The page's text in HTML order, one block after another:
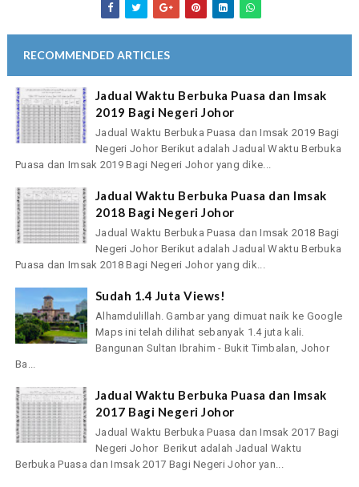
RECOMMENDED ARTICLES
Jadual Waktu Berbuka Puasa dan Imsak
2019 Bagi Negeri Johor
Jadual Waktu Berbuka Puasa dan Imsak 2019 Bagi
Negeri Johor Berikut adalah Jadual Waktu Berbuka
Puasa dan Imsak 2019 Bagi Negeri Johor yang dike...
Jadual Waktu Berbuka Puasa dan Imsak
2018 Bagi Negeri Johor
Jadual Waktu Berbuka Puasa dan Imsak 2018 Bagi
Negeri Johor Berikut adalah Jadual Waktu Berbuka
Puasa dan Imsak 2018 Bagi Negeri Johor yang dik...
Sudah 1.4 Juta Views!
Alhamdulillah. Gambar yang dimuat naik ke Google
Maps ini telah dilihat sebanyak 1.4 juta kali.
Bangunan Sultan Ibrahim - Bukit Timbalan, Johor
Ba...
Jadual Waktu Berbuka Puasa dan Imsak
2017 Bagi Negeri Johor
Jadual Waktu Berbuka Puasa dan Imsak 2017 Bagi
Negeri Johor Berikut adalah Jadual Waktu
Berbuka Puasa dan Imsak 2017 Bagi Negeri Johor yan...